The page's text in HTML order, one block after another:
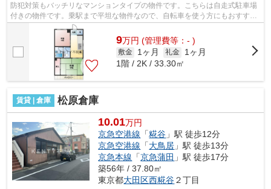
防犯対策もバッチリなマンションタイプの物件です。こちらは自走式駐車場
付きの物件です。乗駅まで平坦な物件なので、自転車を使う方にもおすすめ
です。駅まで徒歩12分の物件です。初...
9万円 (管理費等：- )
敷金 1ヶ月 礼金
1ヶ月
1階 / 2K / 33.30㎡
賃貸 | 倉庫 松原倉庫
10.01万円
京急空港線 「糀谷 」駅 徒歩12分
京急空港線 「大鳥居 」駅 徒歩13分
京急本線 「京急蒲田 」駅 徒歩17分
築56年 / 37.80㎡
東京都大田区西糀谷２丁目